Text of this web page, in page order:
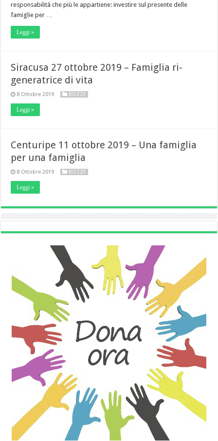
responsabilità che più le appartiene: investire sul presente delle
famiglie per …
Leggi »
Siracusa 27 ottobre 2019 – Famiglia ri-
generatrice di vita
8 Ottobre 2019 BOZZE
Leggi »
Centuripe 11 ottobre 2019 – Una famiglia
per una famiglia
8 Ottobre 2019 BOZZE
Leggi »